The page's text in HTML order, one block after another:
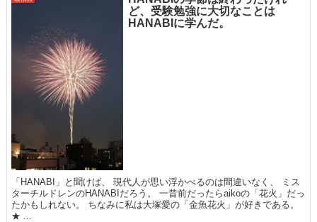
ど、受験勉強に大切なことは
HANABIに学んだ。
「HANABI」と聞けば、 現代人が思い浮かべるのは間違いなく、 ミス
ターチルドレンのHANABIだろう。 一昔前だったらaikoの「花火」だっ
たかもしれない。 ちなみに私は大塚愛の「金魚花火」が好きである。
★ ...